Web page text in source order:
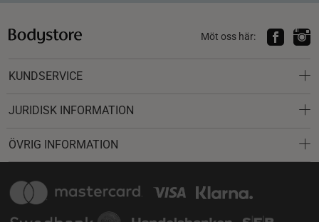
Möt oss här:
KUNDSERVICE
JURIDISK INFORMATION
ÖVRIG INFORMATION